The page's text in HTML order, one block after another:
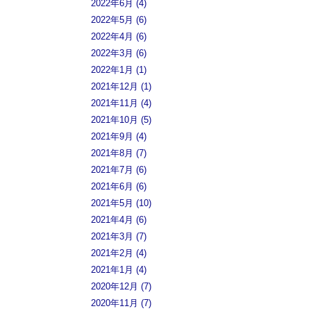
2022年6月 (4)
2022年5月 (6)
2022年4月 (6)
2022年3月 (6)
2022年1月 (1)
2021年12月 (1)
2021年11月 (4)
2021年10月 (5)
2021年9月 (4)
2021年8月 (7)
2021年7月 (6)
2021年6月 (6)
2021年5月 (10)
2021年4月 (6)
2021年3月 (7)
2021年2月 (4)
2021年1月 (4)
2020年12月 (7)
2020年11月 (7)